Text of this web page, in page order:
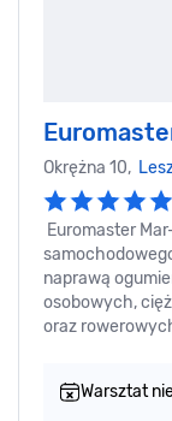
Okrężna 10,
Euromaster
naprawą
osobowych,
oraz
Warsztat